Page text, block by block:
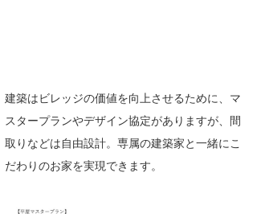
建築はビレッジの価値を向上させるために、マ
スタープランやデザイン協定がありますが、間
取りなどは自由設計。専属の建築家と一緒にこ
だわりのお家を実現できます。